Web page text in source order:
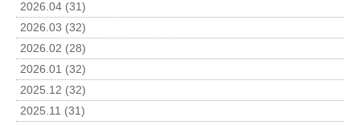
2026.04 (31)
2026.03 (32)
2026.02 (28)
2026.01 (32)
2025.12 (32)
2025.11 (31)